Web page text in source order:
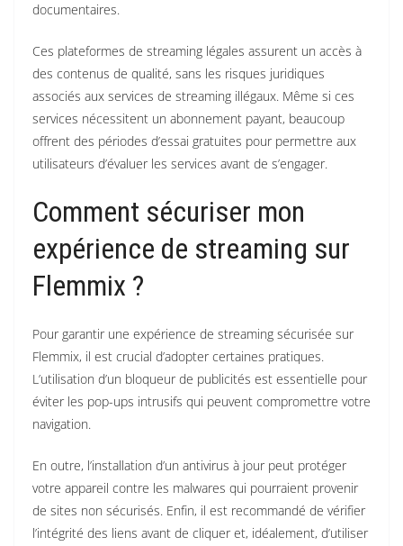
documentaires.
Ces plateformes de streaming légales assurent un accès à
des contenus de qualité, sans les risques juridiques
associés aux services de streaming illégaux. Même si ces
services nécessitent un abonnement payant, beaucoup
offrent des périodes d’essai gratuites pour permettre aux
utilisateurs d’évaluer les services avant de s’engager.
Comment sécuriser mon
expérience de streaming sur
Flemmix ?
Pour garantir une expérience de streaming sécurisée sur
Flemmix, il est crucial d’adopter certaines pratiques.
L’utilisation d’un bloqueur de publicités est essentielle pour
éviter les pop-ups intrusifs qui peuvent compromettre votre
navigation.
En outre, l’installation d’un antivirus à jour peut protéger
votre appareil contre les malwares qui pourraient provenir
de sites non sécurisés. Enfin, il est recommandé de vérifier
l’intégrité des liens avant de cliquer et, idéalement, d’utiliser